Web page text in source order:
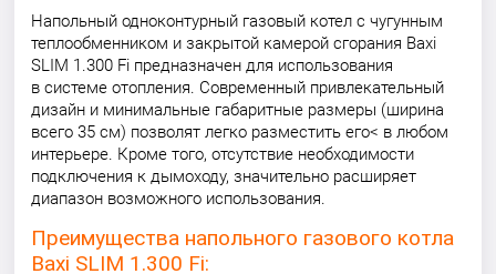
Напольный одноконтурный газовый котел с чугунным
теплообменником и закрытой камерой сгорания Baxi
SLIM 1.300 Fi предназначен для использования
в системе отопления. Современный привлекательный
дизайн и минимальные габаритные размеры (ширина
всего 35 см) позволят легко разместить его< в любом
интерьере. Кроме того, отсутствие необходимости
подключения к дымоходу, значительно расширяет
диапазон возможного использования.
Преимущества напольного газового котла
Baxi SLIM 1.300 Fi: